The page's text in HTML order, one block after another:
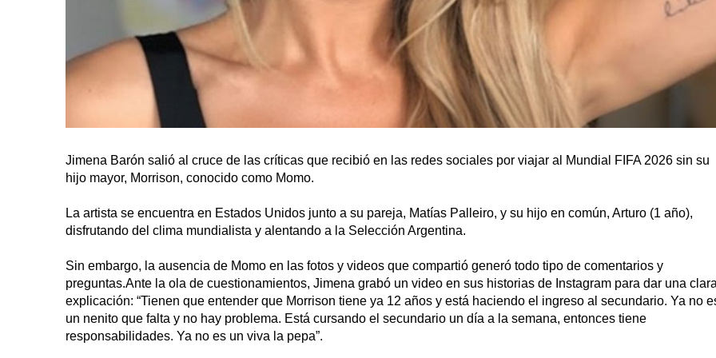
Jimena Barón salió al cruce de las críticas que recibió en las redes sociales por viajar al Mundial FIFA 2026 sin su
hijo mayor, Morrison, conocido como Momo.
La artista se encuentra en Estados Unidos junto a su pareja, Matías Palleiro, y su hijo en común, Arturo (1 año),
disfrutando del clima mundialista y alentando a la Selección Argentina.
Sin embargo, la ausencia de Momo en las fotos y videos que compartió generó todo tipo de comentarios y
preguntas.Ante la ola de cuestionamientos, Jimena grabó un video en sus historias de Instagram para dar una
explicación: “Tienen que entender que Morrison tiene ya 12 años y está haciendo el ingreso al secundario. Ya no
un nenito que falta y no hay problema. Está cursando el secundario un día a la semana, entonces tiene
responsabilidades. Ya no es un viva la pepa”.